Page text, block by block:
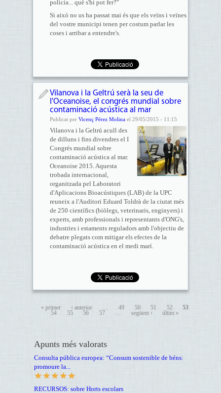
policia... què s'hi pot fer?"
Si això no us ha passat mai és que els veïns i veïnes
del vostre municipi tenen per costum parlar les
coses i arribar a entendre's.
Vilanova i la Geltrú serà la seu de
l'Oceanoise, el congrés mundial sobre
contaminació acústica al mar
Publicat per Vicenç Pérez Molinael 29/05/2015 - 11:15
Vilanova i la Geltrú acull des
de dilluns i fins divendres el I
Congrés mundial sobre
contaminació acústica al mar.
Oceanoise 2015. Aquesta
trobada internacional,
organitzada pel Laboratori
d'Aplicacions Bioacústiques (LAB) de la UPC
reuneix a l'Auditori Eduard Toldrà de la ciutat més
de 250 científics (biòlegs, veterinaris, enginyers) i
experts, amb professionals i representants d'ONG's,
industries i estaments reguladors amb l'objectiu de
debatre plegats com mitigar els efectes de la
contaminació acústica en el medi marí.
« primer ‹ anterior … 49 50 51 52
53
54
55 56 57 … següent › últim »
Apunts més valorats
Consulta pública europea: “Consum sostenible de béns:
promoure la...
RECURSOS: sobre Horts escolars